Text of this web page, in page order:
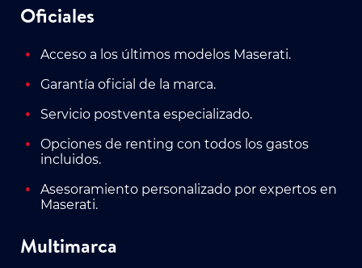
Oficiales
Acceso a los últimos modelos Maserati.
Garantía oficial de la marca.
Servicio postventa especializado.
Opciones de renting con todos los gastos
incluidos.
Asesoramiento personalizado por expertos en
Maserati.
Multimarca